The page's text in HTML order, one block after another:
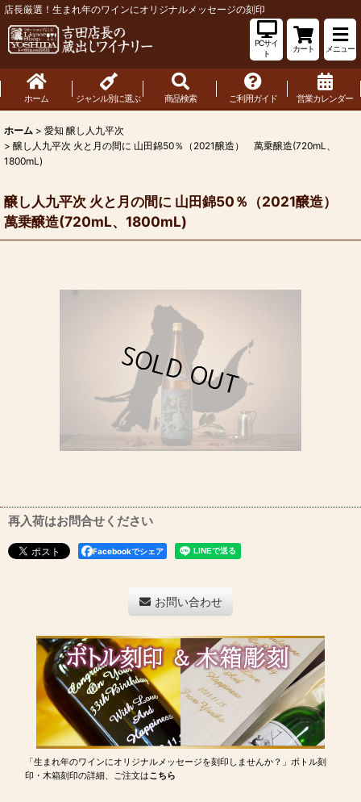
店長厳選！生まれ年のワインにオリジナルメッセージの刻印
PCサイ
ト
カート メニュー
ホーム ジャンル別に選ぶ 商品検索 ご利用ガイド 営業カレンダー
ホーム > 愛知 醸し人九平次
> 醸し人九平次 火と月の間に 山田錦50％（2021醸造） 萬乗醸造(720mL、
1800mL)
醸し人九平次 火と月の間に 山田錦50％（2021醸造）
萬乗醸造(720mL、1800mL)
再入荷はお問合せください
Facebookでシェア
お問い合わせ
「生まれ年のワインにオリジナルメッセージを刻印しませんか？」ボトル刻
印・木箱刻印の詳細、ご注文はこちら